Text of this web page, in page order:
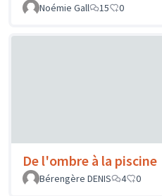
Noémie Gall
15 0
De l'ombre à la piscine
Bérengère DENIS
4 0